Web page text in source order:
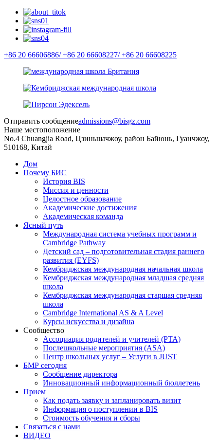
+86 20 66606886/ +86 20 66608227/ +86 20 66608225
Отправить сообщениеadmissions@bisgz.com
Наше местоположение
No.4 Chuangjia Road, Цзиньшачжоу, район Байюнь, Гуанчжоу,
510168, Китай
Дом
Почему БИС
История BIS
Миссия и ценности
Целостное образование
Академические достижения
Академическая команда
Ясный путь
Международная система учебных программ и
Cambridge Pathway
Детский сад – подготовительная стадия раннего
развития (EYFS)
Кембриджская международная начальная школа
Кембриджская международная младшая средняя
школа
Кембриджская международная старшая средняя
школа
Cambridge International AS & A Level
Курсы искусства и дизайна
Сообщество
Ассоциация родителей и учителей (PTA)
Послешкольные мероприятия (ASA)
Центр школьных услуг – Услуги в JUST
БМР сегодня
Сообщение директора
Инновационный информационный бюллетень
Прием
Как подать заявку и запланировать визит
Информация о поступлении в BIS
Стоимость обучения и сборы
Связаться с нами
ВИДЕО